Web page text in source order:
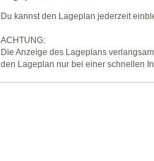
Du kannst den Lageplan jederzeit
ACHTUNG:
Die Anzeige des Lageplans
den Lageplan nur bei einer schnellen